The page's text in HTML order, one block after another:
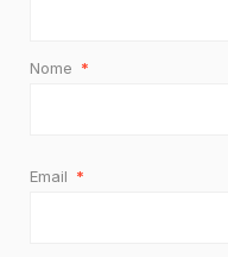
Nome *
Email *